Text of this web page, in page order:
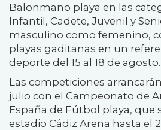
Balonmano playa en las
Infantil, Cadete, Juvenil y
masculino como femenino,
playas gaditanas en un
deporte del 15 al 18 de agosto.
Las competiciones
julio con el Campeonato de
España de Fútbol playa, que
estadio Cádiz Arena hasta el